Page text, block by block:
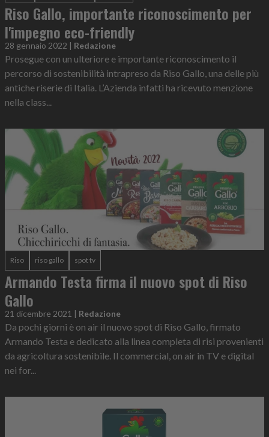
Riso Gallo, importante riconoscimento per
l'impegno eco-friendly
28 gennaio 2022 | Redazione
Prosegue con un ulteriore e importante riconoscimento il
percorso di sostenibilità intrapreso da Riso Gallo, una delle più
antiche riserie di Italia. L’Azienda infatti ha ricevuto menzione
nella class...
Riso riso gallo spot tv
Armando Testa firma il nuovo spot di Riso
Gallo
21 dicembre 2021 | Redazione
Da pochi giorni è on air il nuovo spot di Riso Gallo, firmato
Armando Testa e dedicato alla linea completa di risi provenienti
da agricoltura sostenibile. Il commercial, on air in TV e digital
nei for...